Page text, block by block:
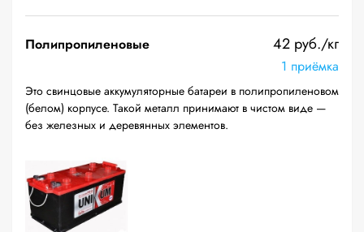
Полипропиленовые 42 руб./кг
1 приёмка
Это свинцовые аккумуляторные батареи в полипропиленовом
(белом) корпусе. Такой металл принимают в чистом виде —
без железных и деревянных элементов.